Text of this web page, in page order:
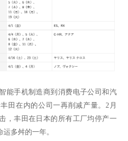
能手机制造商到消费电子公司和汽
田在内的公司一再削减产量。 2月
，丰田在日本的所有工厂均停产一
多舛的一年。